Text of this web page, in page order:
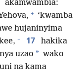
akamwambia:
+ ‘kwamba
hujaninyima
+ 17
hakika
uzao * wako
na kama